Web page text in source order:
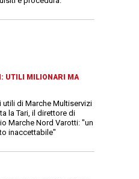
UTILI MILIONARI MA
di Marche Multiservizi
la Tari, il direttore di
Marche Nord Varotti: "un
inaccettabile"